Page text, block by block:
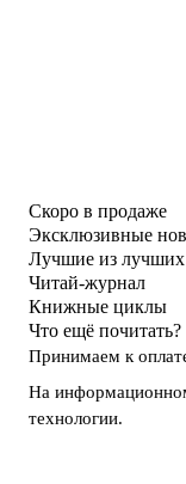
Скоро в продаже
Эксклюзивные
Лучшие из лучших
Читай-журнал
Книжные циклы
Что ещё почитать?
Принимаем к
На
технологии.